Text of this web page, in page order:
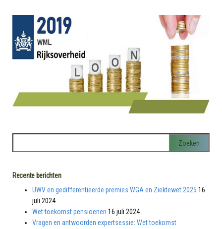
Recente berichten
UWV en gedifferentieerde premies WGA en Ziektewet 2025 16
juli 2024
Wet toekomst pensioenen 16 juli 2024
Vragen en antwoorden expertsessie: Wet toekomst